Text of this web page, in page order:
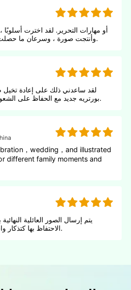
وأنتجت صورة ، وسرعان ما حصلت على صورة عائلية نظيفة.
لقد ساعدني ذلك على إعادة تخيل
بورتريه جديد مع الحفاظ على الشعور العاطفي للذاكرة الأولى.
，wedding，and illustrated
different family moments and
يتم إرسال الصور العائلية
الاحتفاظ بها كتذكار واستخدامها كبطاقة شخصية.